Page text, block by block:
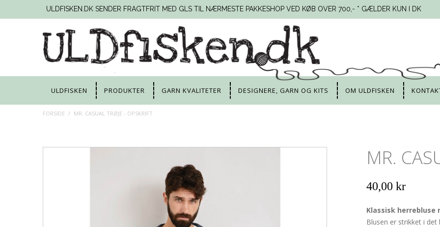
ULDFISKEN.DK SENDER FRAGTFRIT MED GLS TIL NÆRMESTE PAKKESHOP VED KØB OVER 700,- * GÆLDER KUN I DK
ULDFISKEN PRODUKTER GARN KVALITETER DESIGNERE, GARN OG KITS OM ULDFISKEN
FORSIDE / MR. CASUAL TRØJE - OPSKRIFT
MR.
40,00 kr
Klassisk herrebluse
Blusen er strikket i